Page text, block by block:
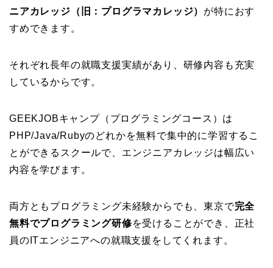
ニアカレッジ（旧：プログラマカレッジ） が特におす
すめできます。
それぞれ長年の就職支援実績があり、研修内容も充実
しているからです。
GEEKJOBキャンプ（プログラミングコース）は
PHP/Java/Rubyのどれかを無料で集中的に学習するこ
とができるスクールで、エンジニアカレッジは幅広い
内容を学びます。
両方ともプログラミング未経験からでも、東京で完全
無料でプログラミング研修を受けることができ、正社
員のITエンジニアへの就職支援をしてくれます。